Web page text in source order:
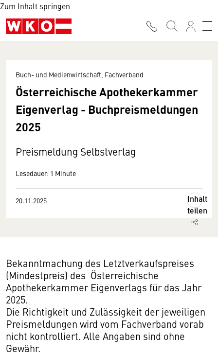
Zum Inhalt springen
Buch- und Medienwirtschaft, Fachverband
Österreichische Apothekerkammer
Eigenverlag - Buchpreismeldungen
2025
Preismeldung Selbstverlag
Lesedauer: 1 Minute
20.11.2025
Inhalt
teilen
Bekanntmachung des Letztverkaufspreises
(Mindestpreis) des Österreichische
Apothekerkammer Eigenverlags für das Jahr
2025.
Die Richtigkeit und Zulässigkeit der jeweiligen
Preismeldungen wird vom Fachverband vorab
nicht kontrolliert. Alle Angaben sind ohne
Gewähr.